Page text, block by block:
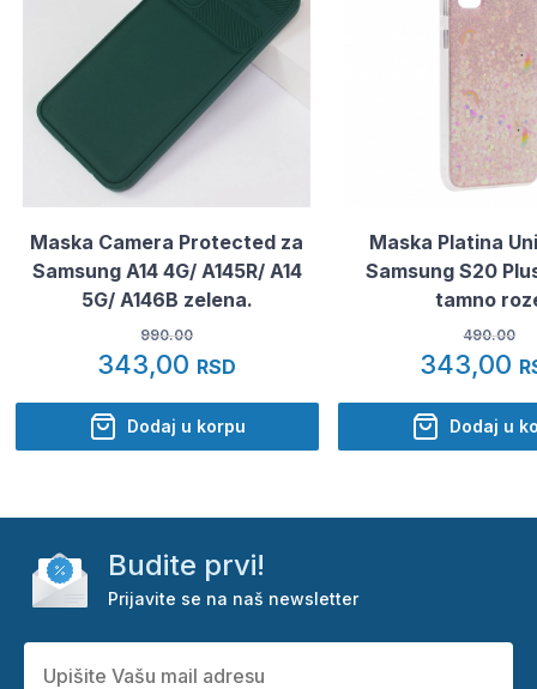
Maska Camera Protected za
Samsung A14 4G/ A145R/ A14
5G/ A146B zelena.
990.00
343,00 RSD
Dodaj u korpu
Maska Platina
Samsung S20
tamno
490.00
343,00
Dodaj u
Budite prvi!
Prijavite se na naš newsletter